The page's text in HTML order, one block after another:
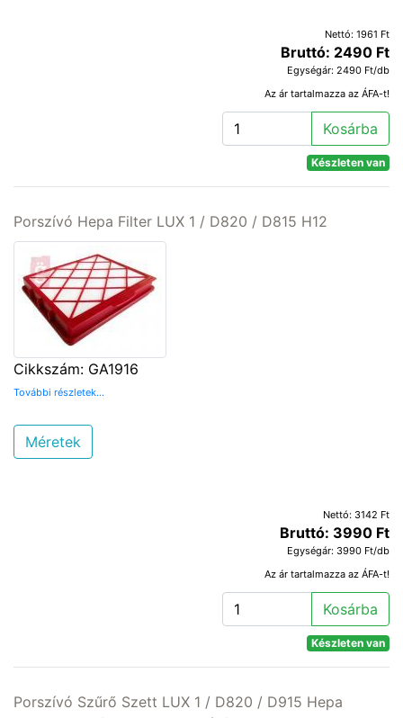
Nettó: 1961 Ft
Bruttó: 2490 Ft
Egységár: 2490 Ft/db
Az ár tartalmazza az ÁFA-t!
Kosárba
Készleten van
Porszívó Hepa Filter LUX 1 / D820 / D815 H12
Cikkszám: GA1916
További részletek...
Méretek
Nettó: 3142 Ft
Bruttó: 3990 Ft
Egységár: 3990 Ft/db
Az ár tartalmazza az ÁFA-t!
Kosárba
Készleten van
Porszívó Szűrő Szett LUX 1 / D820 / D915 Hepa